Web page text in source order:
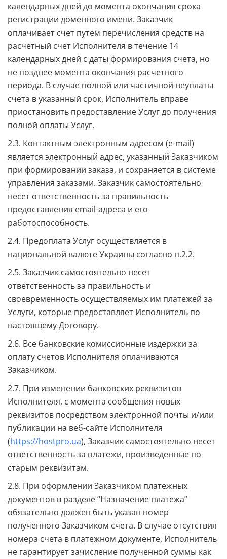
календарных дней до момента окончания срока
регистрации доменного имени. Заказчик
оплачивает счет путем перечисления средств на
расчетный счет Исполнителя в течение 14
календарных дней с даты формирования счета, но
не позднее момента окончания расчетного
периода. В случае полной или частичной неуплаты
счета в указанный срок, Исполнитель вправе
приостановить предоставление Услуг до получения
полной оплаты Услуг.
2.3. Контактным электронным адресом (e-mail)
является электронный адрес, указанный Заказчиком
при формировании заказа, и сохраняется в системе
управления заказами. Заказчик самостоятельно
несет ответственность за правильность
предоставления email-адреса и его
работоспособность.
2.4. Предоплата Услуг осуществляется в
национальной валюте Украины согласно п.2.2.
2.5. Заказчик самостоятельно несет
ответственность за правильность и
своевременность осуществляемых им платежей за
Услуги, которые предоставляет Исполнитель по
настоящему Договору.
2.6. Все банковские комиссионные издержки за
оплату счетов Исполнителя оплачиваются
Заказчиком.
2.7. При изменении банковских реквизитов
Исполнителя, с момента сообщения новых
реквизитов посредством электронной почты и/или
публикации на веб-сайте Исполнителя
(https://hostpro.ua), Заказчик самостоятельно несет
ответственность за платежи, произведенные по
старым реквизитам.
2.8. При оформлении Заказчиком платежных
документов в разделе “Назначение платежа”
обязательно должен быть указан номер
полученного Заказчиком счета. В случае отсутствия
номера счета в платежном документе, Исполнитель
не гарантирует зачисление полученной суммы как